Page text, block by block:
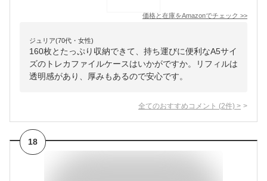
価格と在庫をAmazonでチェック >>
ジュリア(70代・女性)
160枚とたっぷり収納できて、持ち運びに便利なA5サイ
ズのトレカファイルケースはいかがですか。リフィルは
透明感があり、厚みもあるので安心です。
全てのおすすめコメント (2件) >
18